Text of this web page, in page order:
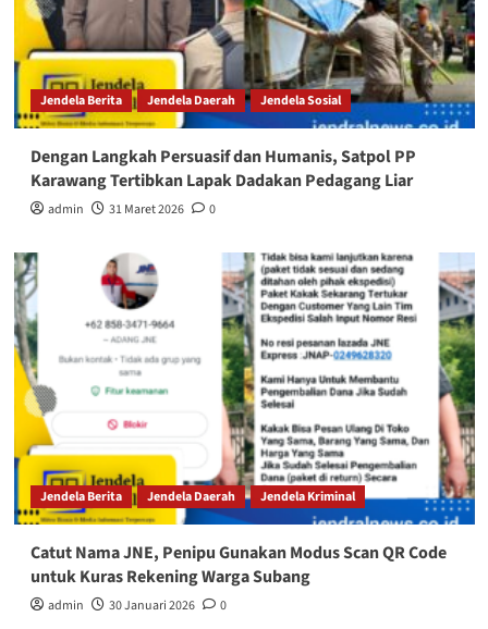
Jendela Berita Jendela Daerah Jendela Sosial
Dengan Langkah Persuasif dan Humanis, Satpol PP
Karawang Tertibkan Lapak Dadakan Pedagang Liar
admin 31 Maret 2026 0
Jendela Berita Jendela Daerah Jendela Kriminal
Catut Nama JNE, Penipu Gunakan Modus Scan QR Code
untuk Kuras Rekening Warga Subang
admin 30 Januari 2026 0